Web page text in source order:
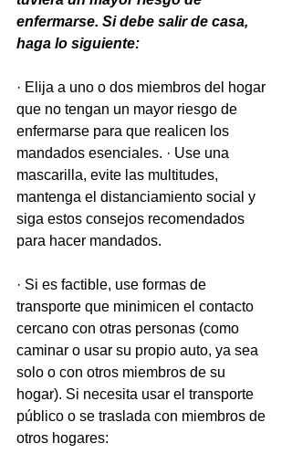
enfermarse. Si debe salir de casa,
haga lo siguiente:
· Elija a uno o dos miembros del hogar
que no tengan un mayor riesgo de
enfermarse para que realicen los
mandados esenciales. · Use una
mascarilla, evite las multitudes,
mantenga el distanciamiento social y
siga estos consejos recomendados
para hacer mandados.
· Si es factible, use formas de
transporte que minimicen el contacto
cercano con otras personas (como
caminar o usar su propio auto, ya sea
solo o con otros miembros de su
hogar). Si necesita usar el transporte
público o se traslada con miembros de
otros hogares: